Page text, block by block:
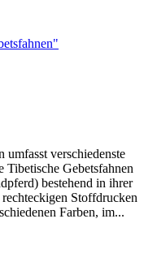
umfasst verschiedenste
Tibetische Gebetsfahnen
bestehend in ihrer
Stoffdrucken
Farben, im...